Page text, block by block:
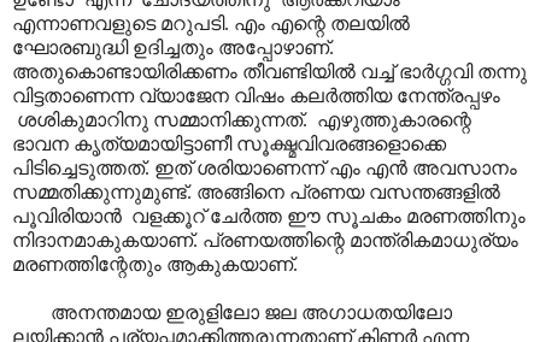
എന്നാണവളുടെ മറുപടി. എം എന്റെ തലയിൽ
ഘോരബുദ്ധി ഉദിച്ചതും അപ്പോഴാ‍ണ്.
അതുകൊണ്ടായിരിക്കണം തീവണ്ടിയിൽ വച്ച് ഭാർഗ്ഗവി തന്നു
വിട്ടതാണെന്ന വ്യാജേന വിഷം കലർത്തിയ നേന്ത്രപ്പഴം
ശശികുമാറിനു സമ്മാനിക്കുന്നത്. എഴുത്തുകാരന്റെ
ഭാവന കൃത്യമായിട്ടാണീ സൂക്ഷ്മവിവരങ്ങളൊക്കെ
പിടിച്ചെടുത്തത്. ഇത് ശരിയാണെന്ന് എം എൻ അവസാനം
സമ്മതിക്കുന്നുമുണ്ട്. അങ്ങിനെ പ്രണയ വസന്തങ്ങളിൽ
പൂവിരിയാൻ വളക്കൂറ് ചേർത്ത ഈ സൂചകം മരണത്തിനും
നിദാനമാകുകയാണ്. പ്രണയത്തിന്റെ മാന്ത്രികമാധുര്യം
മരണത്തിന്റേതും ആകുകയാണ്.
അനന്തമായ ഇരുളിലോ ജല അഗാധതയിലോ
ലയിക്കാൻ പര്യപ്തമാക്കിത്തരുന്നതാണ് കിണർ എന്ന